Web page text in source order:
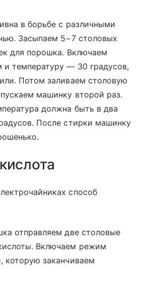
в борьбе с различными
Засыпаем 5−7 столовых
для порошка. Включаем
температуру — 30 градусов,
Потом заливаем столовую
машинку второй раз.
должна быть в два
После стирки машинку
способ
отправляем две столовые
Включаем режим
которую заканчиваем